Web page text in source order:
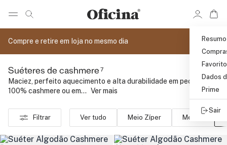
Ir para pagina de pesquisa
Resumo
Dados
Prime
Sair
Ir
Compre e retire em loja no mesmo dia
Suéteres de cashmere 7
Maciez, perfeito aquecimento e alta durabilidade em peças
100% cashmere ou em... Ver mais
Filtrar Ver tudo Meio Zíper Merino